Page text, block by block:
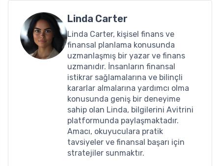
Linda Carter
Linda Carter, kişisel finans ve
finansal planlama konusunda
uzmanlaşmış bir yazar ve finans
uzmanıdır. İnsanların finansal
istikrar sağlamalarına ve bilinçli
kararlar almalarına yardımcı olma
konusunda geniş bir deneyime
sahip olan Linda, bilgilerini Avitrini
platformunda paylaşmaktadır.
Amacı, okuyuculara pratik
tavsiyeler ve finansal başarı için
stratejiler sunmaktır.